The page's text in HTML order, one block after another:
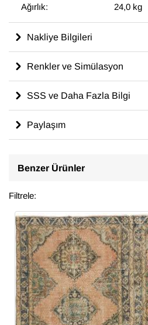
Ağırlık:
24,0 kg
Nakliye Bilgileri
Renkler ve Simülasyon
SSS ve Daha Fazla Bilgi
Paylaşım
Benzer Ürünler
Filtrele: